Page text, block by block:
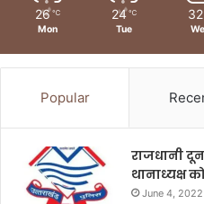
26 ℃
Mon
24 ℃
Tue
32
Popular
राजधानी
थानाध्यक्ष
June 4, 2022